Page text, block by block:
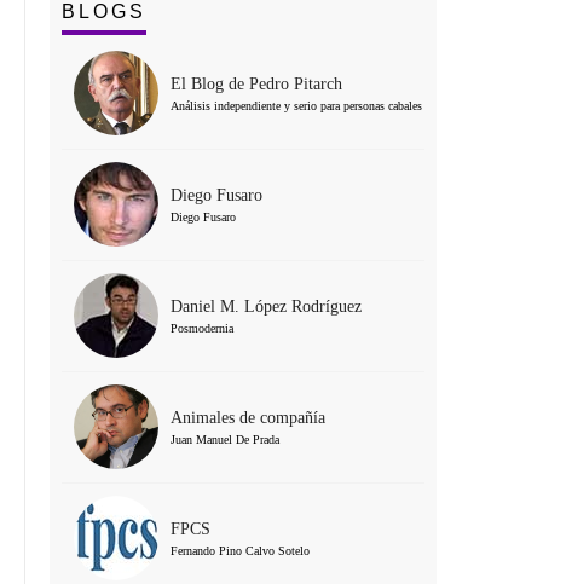
BLOGS
El Blog de Pedro Pitarch
Análisis independiente y serio para personas cabales
Diego Fusaro
Diego Fusaro
Daniel M. López Rodríguez
Posmodernia
Animales de compañía
Juan Manuel De Prada
FPCS
Fernando Pino Calvo Sotelo